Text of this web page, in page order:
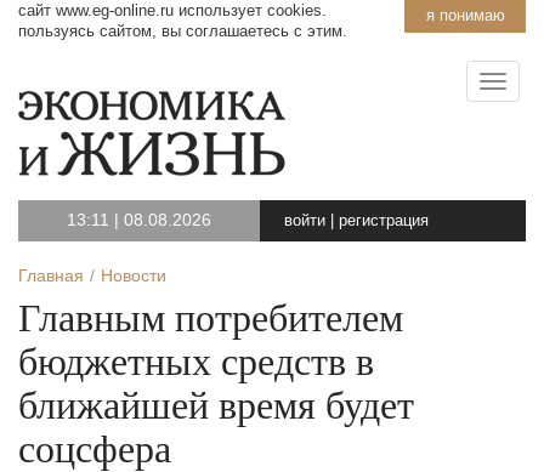
я понимаю
сайт www.eg-online.ru использует cookies.
пользуясь сайтом, вы соглашаетесь с этим.
13:11 | 08.08.2026 войти регистрация
Главная Новости
Главным потребителем
бюджетных средств в
ближайшей время будет
соцсфера